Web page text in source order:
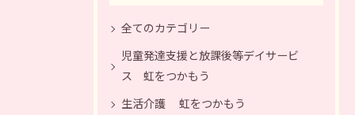
全てのカテゴリー
児童発達支援と放課後等デイサービ
ス 虹をつかもう
生活介護 虹をつかもう